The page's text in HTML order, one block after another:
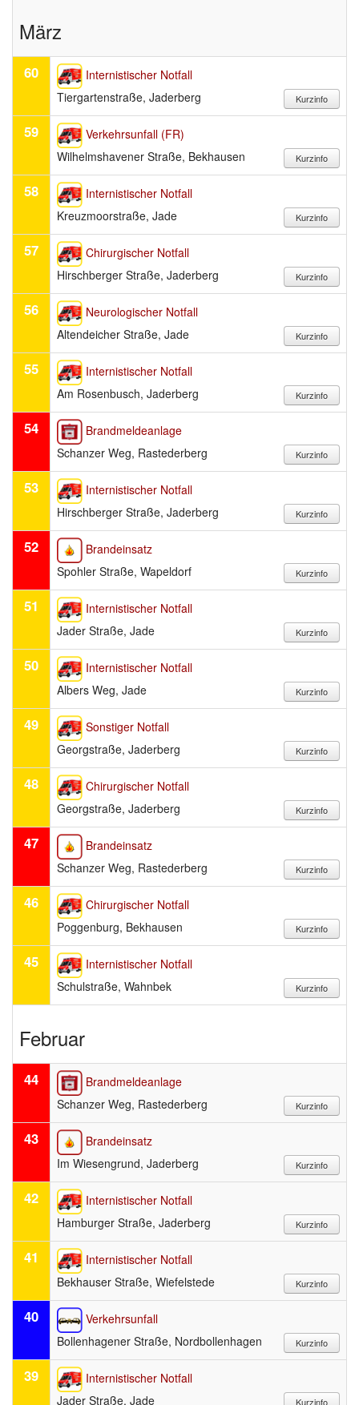
März
60
Internistischer Notfall
Tiergartenstraße, Jaderberg
59
Verkehrsunfall (FR)
Wilhelmshavener Straße, Bekhausen
58
Internistischer Notfall
Kreuzmoorstraße, Jade
57
Chirurgischer Notfall
Hirschberger Straße, Jaderberg
56
Neurologischer Notfall
Altendeicher Straße, Jade
55
Internistischer Notfall
Am Rosenbusch, Jaderberg
54
Brandmeldeanlage
Schanzer Weg, Rastederberg
53
Internistischer Notfall
Hirschberger Straße, Jaderberg
52
Brandeinsatz
Spohler Straße, Wapeldorf
51
Internistischer Notfall
Jader Straße, Jade
50
Internistischer Notfall
Albers Weg, Jade
49
Sonstiger Notfall
Georgstraße, Jaderberg
48
Chirurgischer Notfall
Georgstraße, Jaderberg
47
Brandeinsatz
Schanzer Weg, Rastederberg
46
Chirurgischer Notfall
Poggenburg, Bekhausen
45
Internistischer Notfall
Schulstraße, Wahnbek
Februar
44
Brandmeldeanlage
Schanzer Weg, Rastederberg
43
Brandeinsatz
Im Wiesengrund, Jaderberg
42
Internistischer Notfall
Hamburger Straße, Jaderberg
41
Internistischer Notfall
Bekhauser Straße, Wiefelstede
40
Verkehrsunfall
Bollenhagener Straße, Nordbollenhagen
39
Internistischer Notfall
Jader Straße, Jade